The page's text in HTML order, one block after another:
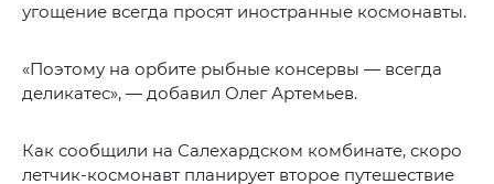
угощение всегда просят иностранные космонавты.
«Поэтому на орбите рыбные консервы — всегда
деликатес», — добавил Олег Артемьев.
Как сообщили на Салехардском комбинате, скоро
летчик-космонавт планирует второе путешествие